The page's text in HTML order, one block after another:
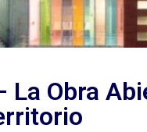
La Obra